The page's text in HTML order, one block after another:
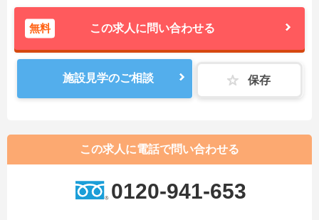
無料 この求人に問い合わせる
施設見学のご相談 保存
この求人に電話で問い合わせる
0120-941-653